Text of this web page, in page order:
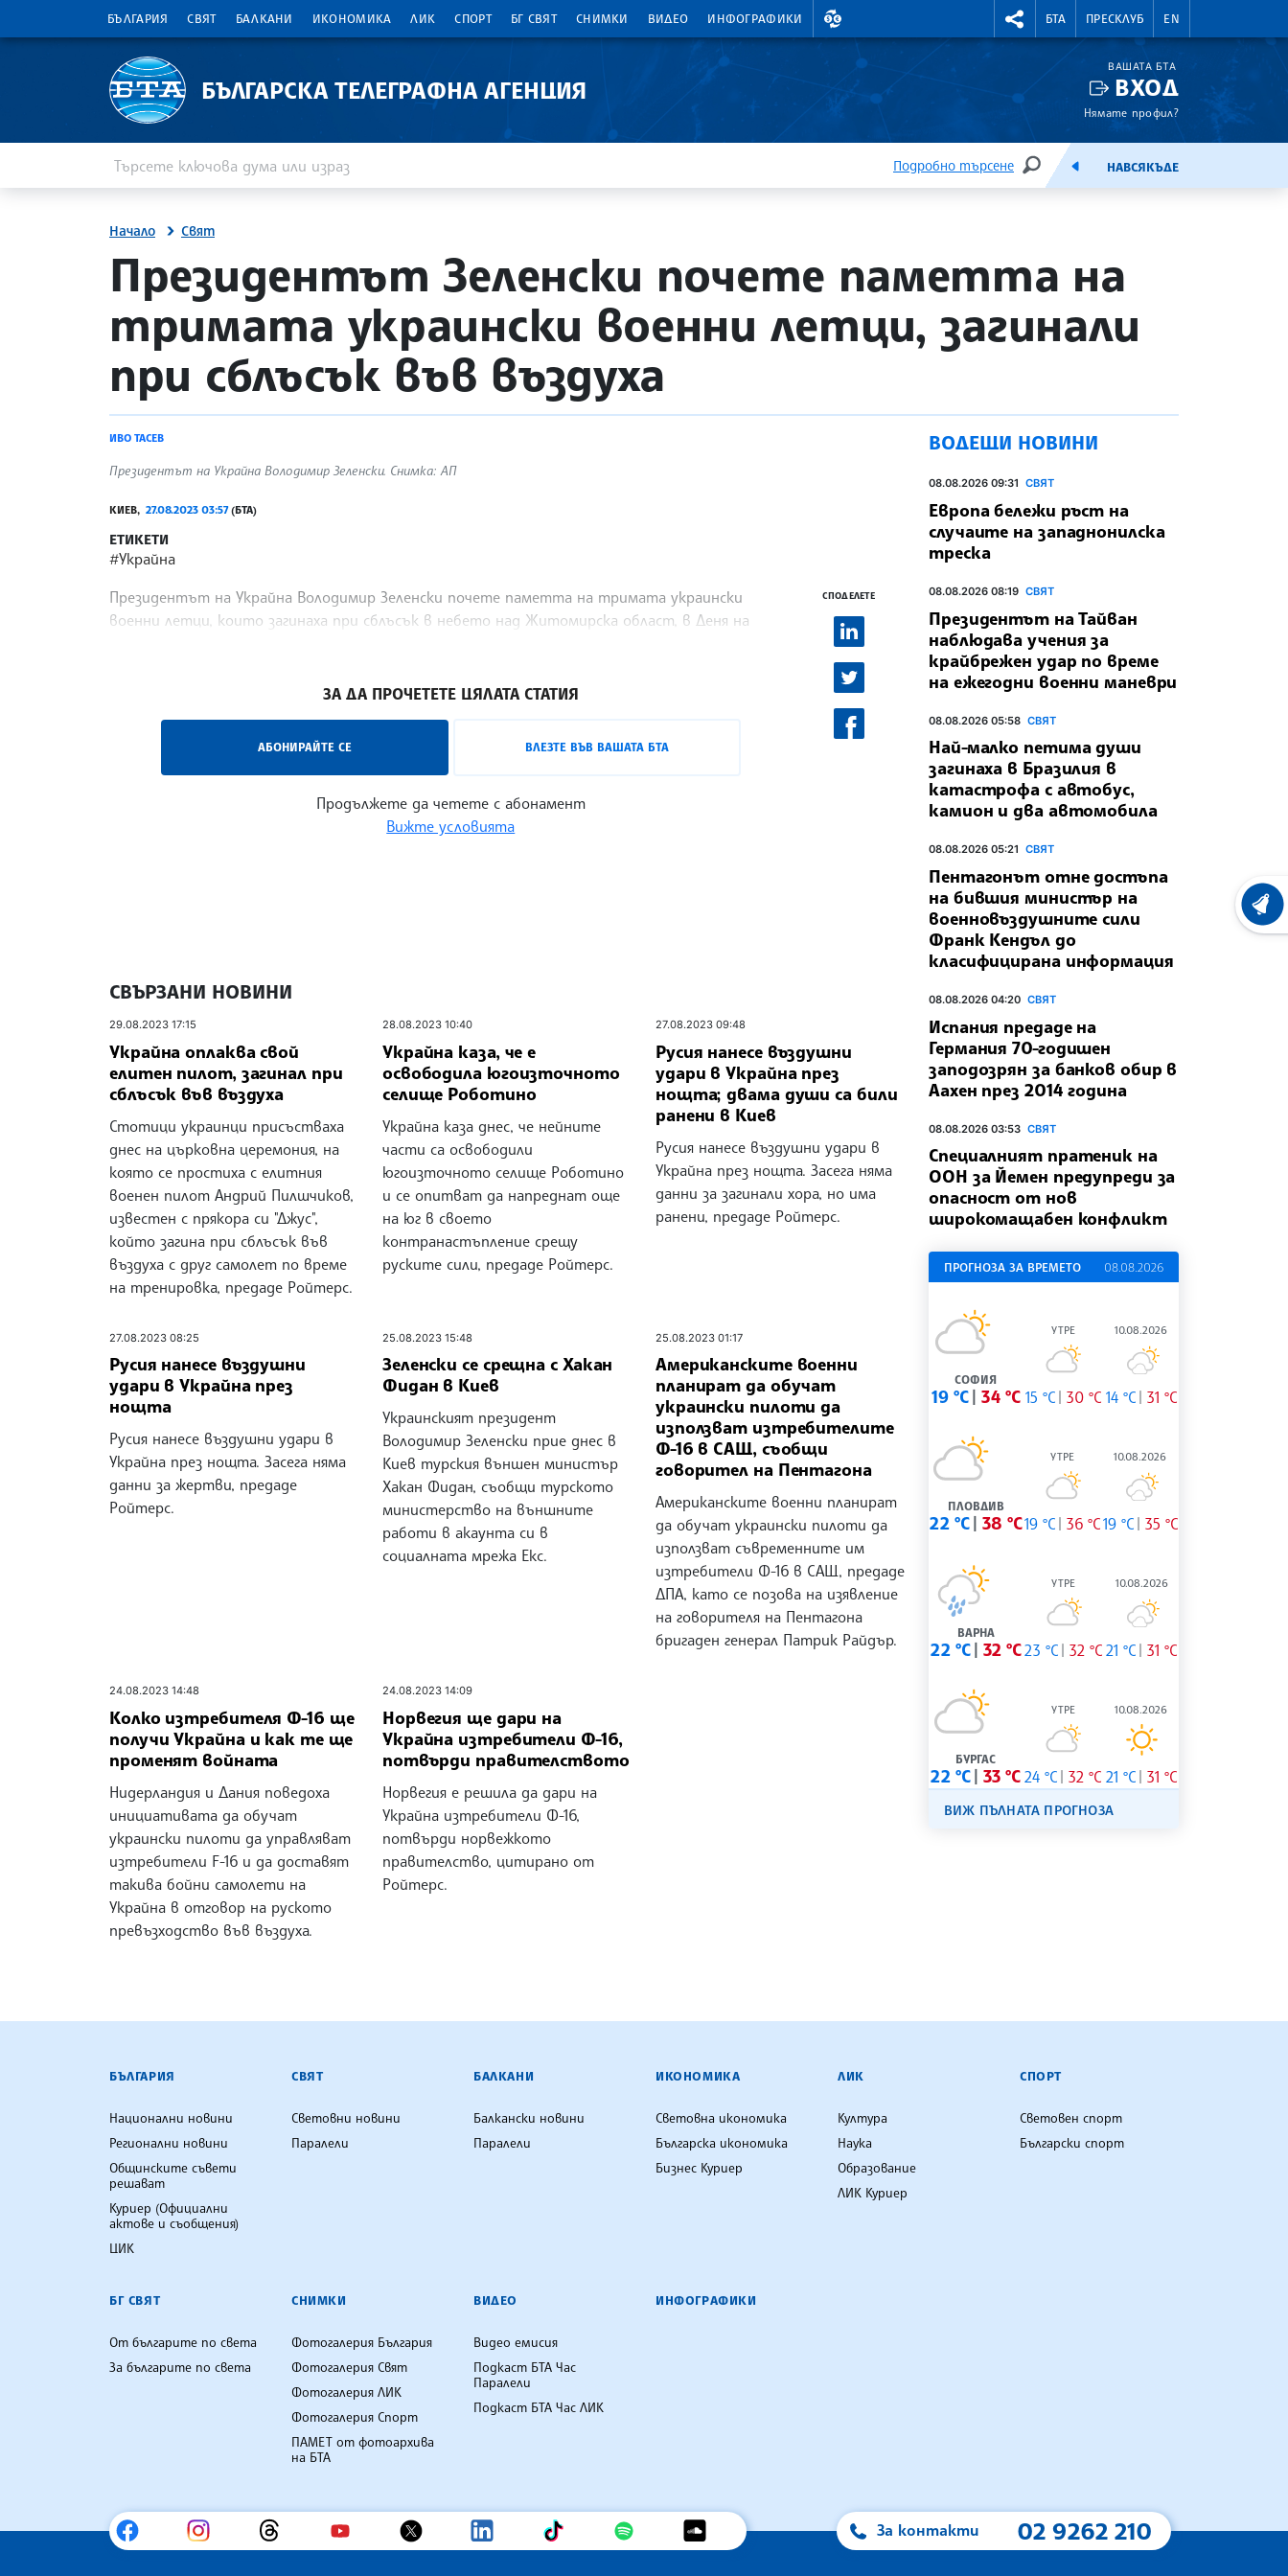
БЪЛГАРИЯ СВЯТ БАЛКАНИ ИКОНОМИКА ЛИК СПОРТ БГ СВЯТ СНИМКИ ВИДЕО ИНФОГРАФИКИ
ВАЛУТНИ КУРСОВЕ RIGHTMENU.SOCIAL
БТА ПРЕСКЛУБ EN
БЪЛГАРСКА ТЕЛЕГРАФНА АГЕНЦИЯ
ВАШАТА БТА
ВХОД
Нямате профил?
Подробно търсене
ТЪРСЕНЕЕМИСИЯНАВСЯКЪДЕ
Начало Свят
site.bta
Президентът Зеленски почете паметта на
тримата украински военни летци, загинали
при сблъсък във въздуха
ИВО ТАСЕВ
Президентът на Украйна Володимир Зеленски. Снимка: АП
КИЕВ, 27.08.2023 03:57(БТА)
ЕТИКЕТИ
#Украйна
Президентът на Украйна Володимир Зеленски почете паметта на тримата украински
военни летци, които загинаха при сблъсък в небето над Житомирска област, в Деня на
ЗА ДА ПРОЧЕТЕТЕ ЦЯЛАТА СТАТИЯ
АБОНИРАЙТЕ СЕ ВЛЕЗТЕ ВЪВ ВАШАТА БТА
Продължете да четете с абонамент
Вижте условията
СПОДЕЛЕТЕ
СВЪРЗАНИ НОВИНИ
29.08.2023 17:15
Украйна оплаква свой
елитен пилот, загинал при
сблъсък във въздуха
Стотици украинци присъстваха
днес на църковна церемония, на
която се простиха с елитния
военен пилот Андрий Пилшчиков,
известен с прякора си "Джус",
който загина при сблъсък във
въздуха с друг самолет по време
на тренировка, предаде Ройтерс.
28.08.2023 10:40
Украйна каза, че е
освободила югоизточното
селище Роботино
Украйна каза днес, че нейните
части са освободили
югоизточното селище Роботино
и се опитват да напреднат още
на юг в своето
контранастъпление срещу
руските сили, предаде Ройтерс.
27.08.2023 09:48
Русия нанесе въздушни
удари в Украйна през
нощта; двама души са били
ранени в Киев
Русия нанесе въздушни удари в
Украйна през нощта. Засега няма
данни за загинали хора, но има
ранени, предаде Ройтерс.
27.08.2023 08:25
Русия нанесе въздушни
удари в Украйна през
нощта
Русия нанесе въздушни удари в
Украйна през нощта. Засега няма
данни за жертви, предаде
Ройтерс.
25.08.2023 15:48
Зеленски се срещна с Хакан
Фидан в Киев
Украинският президент
Володимир Зеленски прие днес в
Киев турския външен министър
Хакан Фидан, съобщи турското
министерство на външните
работи в акаунта си в
социалната мрежа Екс.
25.08.2023 01:17
Американските военни
планират да обучат
украински пилоти да
използват изтребителите
Ф-16 в САЩ, съобщи
говорител на Пентагона
Американските военни планират
да обучат украински пилоти да
използват съвременните им
изтребители Ф-16 в САЩ, предаде
ДПА, като се позова на изявление
на говорителя на Пентагона
бригаден генерал Патрик Райдър.
24.08.2023 14:48
Колко изтребителя Ф-16 ще
получи Украйна и как те ще
променят войната
Нидерландия и Дания поведоха
инициативата да обучат
украински пилоти да управляват
изтребители F-16 и да доставят
такива бойни самолети на
Украйна в отговор на руското
превъзходство във въздуха.
24.08.2023 14:09
Норвегия ще дари на
Украйна изтребители Ф-16,
потвърди правителството
Норвегия е решила да дари на
Украйна изтребители Ф-16,
потвърди норвежкото
правителство, цитирано от
Ройтерс.
ВОДЕЩИ НОВИНИ
08.08.2026 09:31 СВЯТ
Европа бележи ръст на
случаите на западнонилска
треска
08.08.2026 08:19 СВЯТ
Президентът на Тайван
наблюдава учения за
крайбрежен удар по време
на ежегодни военни маневри
08.08.2026 05:58 СВЯТ
Най-малко петима души
загинаха в Бразилия в
катастрофа с автобус,
камион и два автомобила
08.08.2026 05:21 СВЯТ
Пентагонът отне достъпа
на бившия министър на
военновъздушните сили
Франк Кендъл до
класифицирана информация
08.08.2026 04:20 СВЯТ
Испания предаде на
Германия 70-годишен
заподозрян за банков обир в
Аахен през 2014 година
08.08.2026 03:53 СВЯТ
Специалният пратеник на
ООН за Йемен предупреди за
опасност от нов
широкомащабен конфликт
ПРОГНОЗА ЗА ВРЕМЕТО 08.08.2026
СОФИЯ
19 °C 34 °C
УТРЕ
15 °C 30 °C
10.08.2026
14 °C 31 °C
ПЛОВДИВ
22 °C 38 °C
УТРЕ
19 °C 36 °C
10.08.2026
19 °C 35 °C
ВАРНА
22 °C 32 °C
УТРЕ
23 °C 32 °C
10.08.2026
21 °C 31 °C
БУРГАС
22 °C 33 °C
УТРЕ
24 °C 32 °C
10.08.2026
21 °C 31 °C
ВИЖ ПЪЛНАТА ПРОГНОЗА
БЪЛГАРСКА ТЕЛЕГРАФНА АГЕНЦИЯ
БЪЛГАРИЯ
Национални новини
Регионални новини
Общинските съвети
решават
Куриер (Официални
актове и съобщения)
ЦИК
СВЯТ
Световни новини
Паралели
БАЛКАНИ
Балкански новини
Паралели
ИКОНОМИКА
Световна икономика
Българска икономика
Бизнес Куриер
ЛИК
Култура
Наука
Образование
ЛИК Куриер
СПОРТ
Световен спорт
Български спорт
БГ СВЯТ
От българите по света
За българите по света
СНИМКИ
Фотогалерия България
Фотогалерия Свят
Фотогалерия ЛИК
Фотогалерия Спорт
ПАМЕТ от фотоархива
на БТА
ВИДЕО
Видео емисия
Подкаст БТА Час
Паралели
Подкаст БТА Час ЛИК
ИНФОГРАФИКИ
За контакти 02 9262 210